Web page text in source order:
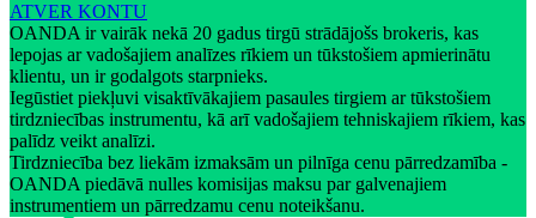
ATVER KONTU
OANDA ir vairāk nekā 20 gadus tirgū strādājošs brokeris, kas
lepojas ar vadošajiem analīzes rīkiem un tūkstošiem apmierinātu
klientu, un ir godalgots starpnieks.
Iegūstiet piekļuvi visaktīvākajiem pasaules tirgiem ar tūkstošiem
tirdzniecības instrumentu, kā arī vadošajiem tehniskajiem rīkiem, kas
palīdz veikt analīzi.
Tirdzniecība bez liekām izmaksām un pilnīga cenu pārredzamība -
OANDA piedāvā nulles komisijas maksu par galvenajiem
instrumentiem un pārredzamu cenu noteikšanu.